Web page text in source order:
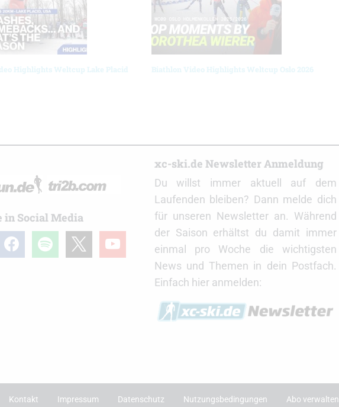
Highlights Weltcup Lake Placid
Biathlon Video Highlights Weltcup Oslo 2026
in Social Media
facebookspotify youtube
xc-ski.de Newsletter Anmeldung
Du willst immer aktuell auf dem
Laufenden bleiben? Dann melde dich
für unseren Newsletter an. Während
der Saison erhältst du damit immer
einmal pro Woche die wichtigsten
News und Themen in dein Postfach.
Einfach hier anmelden:
Kontakt Impressum Datenschutz Nutzungsbedingungen Abo verwalten